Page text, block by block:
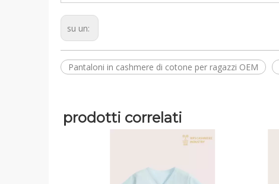
su un:
Pantaloni in cashmere di cotone per ragazzi OEM
prodotti correlati